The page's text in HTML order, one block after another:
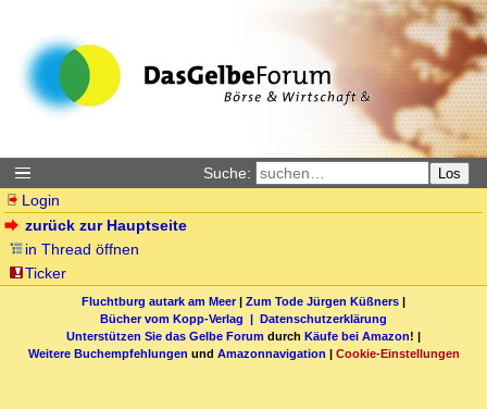
Suche: Los
Login
zurück zur Hauptseite
in Thread öffnen
Ticker
Fluchtburg autark am Meer| Zum Tode Jürgen Küßners |
Bücher vom Kopp-Verlag | Datenschutzerklärung
Unterstützen Sie das Gelbe Forum durch Käufe bei Amazon! |
Weitere Buchempfehlungen und Amazonnavigation | Cookie-Einstellungen